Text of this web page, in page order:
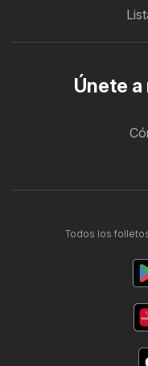
Únete
Todos los